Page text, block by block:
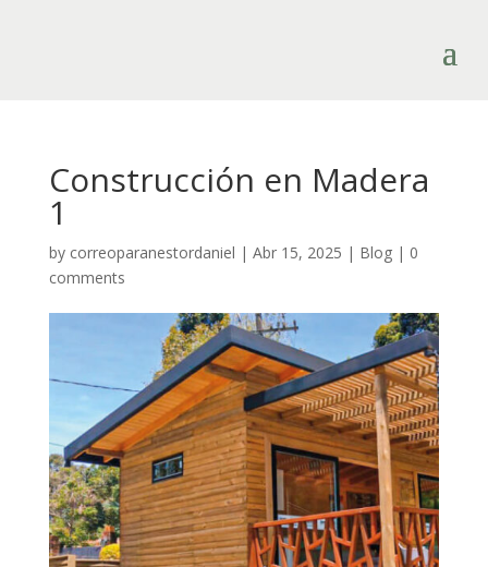
Construcción en Madera
1
by correoparanestordaniel | Abr 15, 2025 | Blog| 0
comments